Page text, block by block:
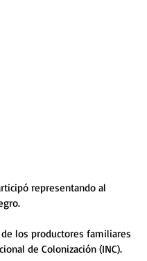
representando al
los productores familiares
de Colonización (INC).